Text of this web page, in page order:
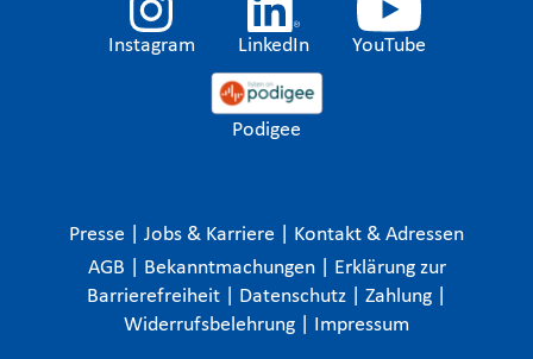
Instagram LinkedIn YouTube
Podigee
Presse Jobs & Karriere
Kontakt & Adressen
AGB
Bekanntmachungen
Erklärung zur
Barrierefreiheit
Datenschutz Zahlung
Widerrufsbelehrung
Impressum